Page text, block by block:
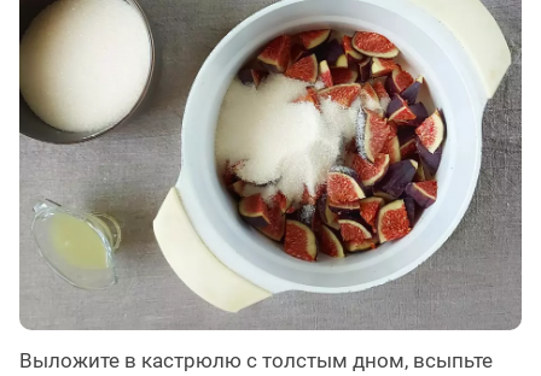
Выложите в кастрюлю с толстым дном, всыпьте